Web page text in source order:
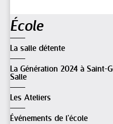
Navigation
École
La salle détente
La Génération 2024 à Saint-
Salle
Les Ateliers
Événements de l'école